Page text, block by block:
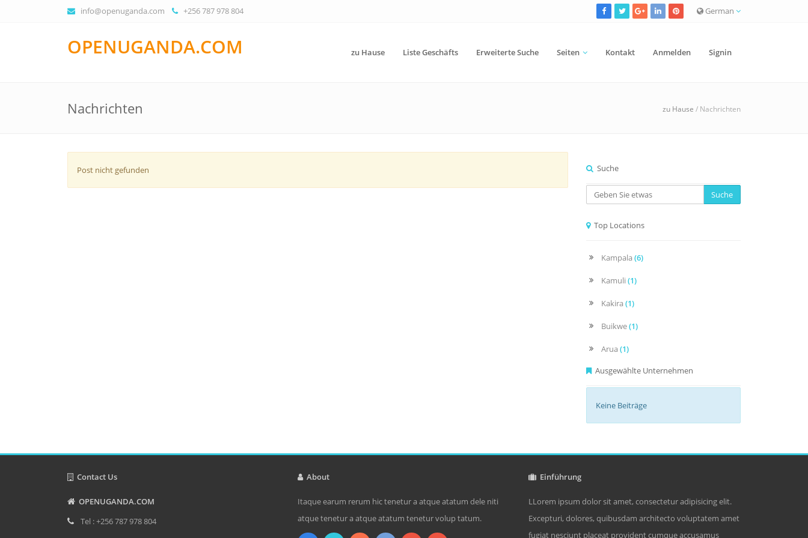
info@openuganda.com +256 787 978 804 German
OPENUGANDA.COM zu Hause Liste Geschäfts Erweiterte Suche Seiten Kontakt Anmelden Signin
Nachrichten zu Hause / Nachrichten
Post nicht gefunden Suche
Suche
Top Locations
Kampala (6)
Kamuli (1)
Kakira (1)
Buikwe(1)
Arua (1)
Ausgewählte Unternehmen
Keine Beiträge
Contact Us
OPENUGANDA.COM
Tel : +256 787 978 804
About
Itaque earum rerum hic tenetur a atque atatum dele niti
atque tenetur a atque atatum tenetur volup tatum.
Einführung
LLorem ipsum dolor sit amet, consectetur adipisicing elit.
Excepturi, dolores, quibusdam architecto voluptatem amet
fugiat nesciunt placeat provident cumque accusamus